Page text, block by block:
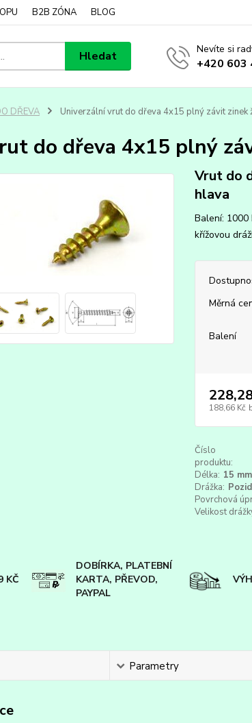
B2B ZÓNA BLOG
Hledat Nevíte si
+420 603
DŘEVA Univerzální vrut do dřeva 4x15 plný závit zinek
do dřeva 4x15 plný
Vrut do
hlava
Balení: 1000
křížovou
Měrná
Balení
188,66 Kč
Číslo
produktu:
Délka: 15 mm
Drážka:
Povrchová
Velikost
KČ
DOBÍRKA, PLATEBNÍ
KARTA, PŘEVOD,
PAYPAL
Parametry